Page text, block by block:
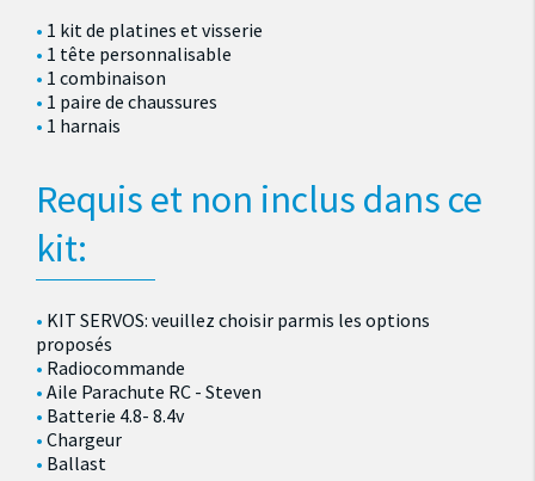
1 kit de platines et visserie
1 tête personnalisable
1 combinaison
1 paire de chaussures
1 harnais
Requis et non inclus dans ce
kit:
KIT SERVOS: veuillez choisir parmis les options
proposés
Radiocommande
Aile Parachute RC - Steven
Batterie 4.8- 8.4v
Chargeur
Ballast